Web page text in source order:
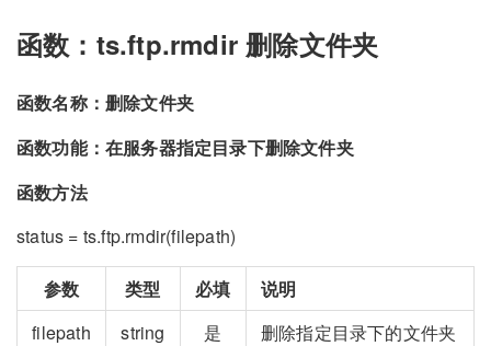
函数：ts.ftp.rmdir 删除文件夹
函数名称：删除文件夹
函数功能：在服务器指定目录下删除文件夹
函数方法
status = ts.ftp.rmdir(filepath)
参数 类型 必填
说明
filepath
string 是 删除指定目录下的文件夹